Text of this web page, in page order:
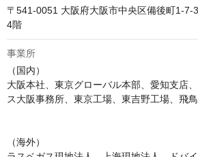
〒541-0051 大阪府大阪市中央区備後町1-7-
4階
事業所
（国内）
大阪本社、東京グローバル本部、愛知支店
ス大阪事務所、東京工場、東吉野工場、飛
（海外）